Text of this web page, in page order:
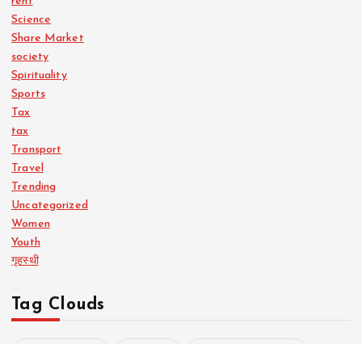
Science
Share Market
society
Spirituality
Sports
Tax
tax
Transport
Travel
Trending
Uncategorized
Women
Youth
गृहस्थी
Tag Clouds